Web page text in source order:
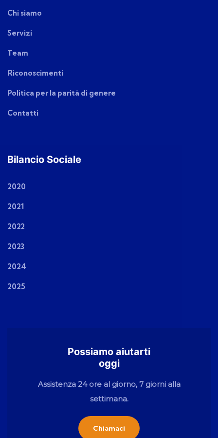
Chi siamo
Servizi
Team
Riconoscimenti
Politica per la parità di genere
Contatti
Bilancio Sociale
2020
2021
2022
2023
2024
2025
Possiamo aiutarti
oggi
Assistenza 24 ore al giorno, 7 giorni alla
settimana.
Chiamaci